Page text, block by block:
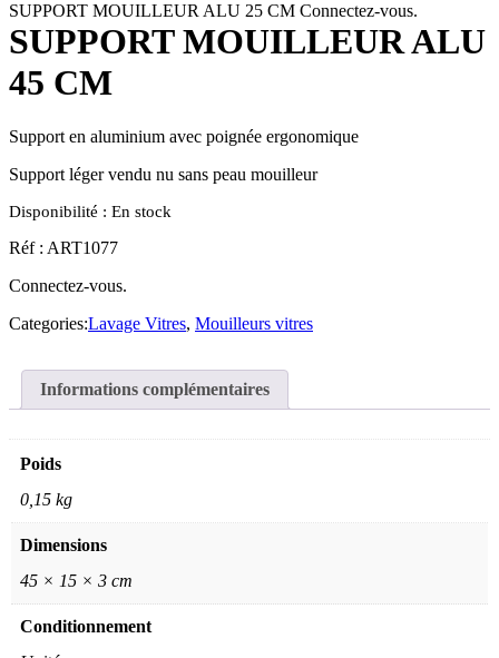
SUPPORT MOUILLEUR ALU 25 CM Connectez-vous.
SUPPORT MOUILLEUR ALU
45 CM
Support en aluminium avec poignée ergonomique
Support léger vendu nu sans peau mouilleur
Disponibilité : En stock
Réf : ART1077
Connectez-vous.
Categories:Lavage Vitres, Mouilleurs vitres
Informations complémentaires
Poids
0,15 kg
Dimensions
45 × 15 × 3 cm
Conditionnement